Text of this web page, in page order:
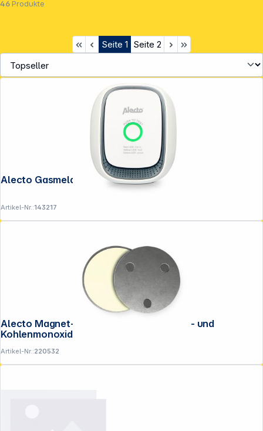
46 Produkte
Seite 1 Seite 2
Alecto Gasmelder für Methan
Artikel-Nr.:143217
Alecto Magnet-Befestigungsset f. Rauch- und
Kohlenmonoxidmelder
Artikel-Nr.:220532
Informationen